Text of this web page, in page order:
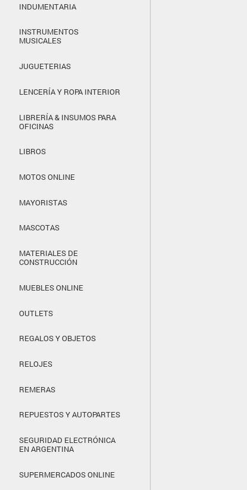
INDUMENTARIA
INSTRUMENTOS
MUSICALES
JUGUETERIAS
LENCERÍA Y ROPA INTERIOR
LIBRERÍA & INSUMOS PARA
OFICINAS
LIBROS
MOTOS ONLINE
MAYORISTAS
MASCOTAS
MATERIALES DE
CONSTRUCCIÓN
MUEBLES ONLINE
OUTLETS
REGALOS Y OBJETOS
RELOJES
REMERAS
REPUESTOS Y AUTOPARTES
SEGURIDAD ELECTRÓNICA
EN ARGENTINA
SUPERMERCADOS ONLINE